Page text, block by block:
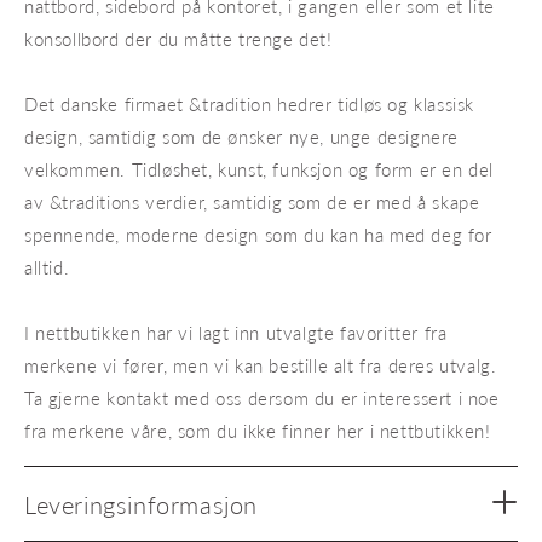
nattbord, sidebord på kontoret, i gangen eller som et lite
konsollbord der du måtte trenge det!
Det danske firmaet &tradition hedrer tidløs og klassisk
design, samtidig som de ønsker nye, unge designere
velkommen. Tidløshet, kunst, funksjon og form er en del
av &traditions verdier, samtidig som de er med å skape
spennende, moderne design som du kan ha med deg for
alltid.
I nettbutikken har vi lagt inn utvalgte favoritter fra
merkene vi fører, men vi kan bestille alt fra deres utvalg.
Ta gjerne kontakt med oss dersom du er interessert i noe
fra merkene våre, som du ikke finner her i nettbutikken!
Leveringsinformasjon